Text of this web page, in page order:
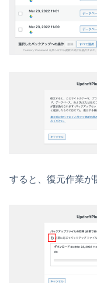
すると、復元作業が